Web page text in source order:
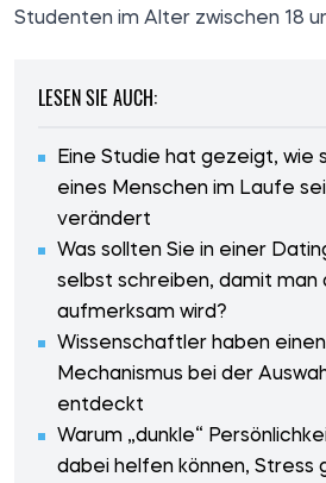
Studenten im Alter zwischen 18
LESEN SIE AUCH:
Eine Studie hat gezeigt, wie
eines Menschen im Laufe
verändert
Was sollten Sie in einer
selbst schreiben, damit man
aufmerksam wird?
Wissenschaftler haben
Mechanismus bei der
entdeckt
Warum „dunkle“
dabei helfen können, Stress